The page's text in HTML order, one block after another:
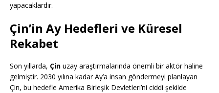
yapacaklardır.
Çin’in Ay Hedefleri ve Küresel
Rekabet
Son yıllarda, Çin uzay araştırmalarında önemli bir aktör haline
gelmiştir. 2030 yılına kadar Ay’a insan göndermeyi planlayan
Çin, bu hedefle Amerika Birleşik Devletleri’ni ciddi şekilde